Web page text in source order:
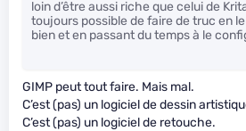
loin d’être aussi riche que celui de
toujours possible de faire de truc en
bien et en passant du temps à le
GIMP peut tout faire. Mais mal.
C’est (pas) un logiciel de dessin
C’est (pas) un logiciel de retouche.